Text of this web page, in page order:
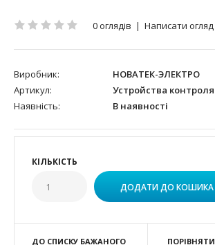
0 оглядів | Написати огляд
Виробник:
НОВАТЕК-ЭЛЕКТРО
Артикул:
Устройства контроля
Наявність:
В наявності
КІЛЬКІСТЬ
ДО СПИСКУ БАЖАНОГО ПОРІВНЯТИ